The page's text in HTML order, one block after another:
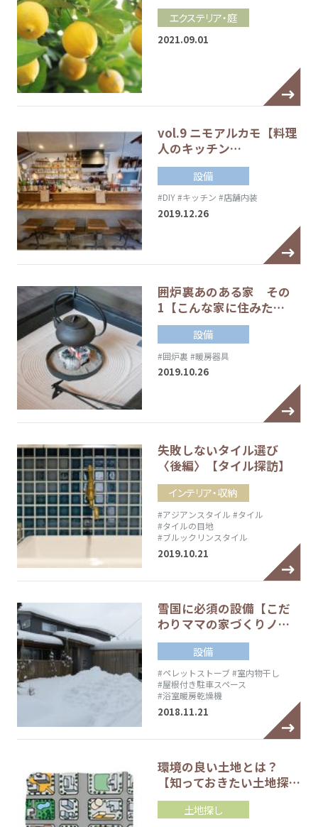
エクステリア・庭
2021.09.01
vol.9 ニモアルカモ【料理
人のキッチン…
設備
#DIY#キッチン #店舗内装
2019.12.26
囲炉裏あのある家 その
1【こんな家に住みた…
設備
#囲炉裏 #暖房器具
2019.10.26
失敗しないタイル選び
〈後編〉【タイル探訪】
インテリア・収納
#アジアンスタイル #タイル
#タイルの目地
#ブルックリンスタイル
2019.10.21
雪国に必須の設備【こだ
わりママの家づくりノ…
設備
#ペレットストーブ#室内物干し
#屋根付き駐車スペース
#浴室暖房乾燥機
2018.11.21
環境の良い土地とは？
【知っておきたい土地探…
土地探し